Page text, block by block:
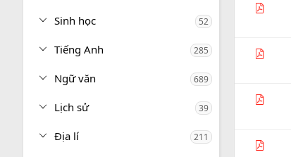
Sinh học 52
Tiếng Anh 285
Ngữ văn 689
Lịch sử 39
Địa lí 211